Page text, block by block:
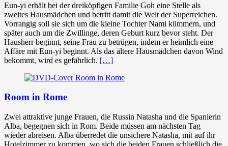
Eun-yi erhält bei der dreiköpfigen Familie Goh eine Stelle als
zweites Hausmädchen und betritt damit die Welt der Superreichen.
Vorrangig soll sie sich um die kleine Tochter Nami kümmern, und
später auch um die Zwillinge, deren Geburt kurz bevor steht. Der
Hausherr beginnt, seine Frau zu betrügen, indem er heimlich eine
Affäre mit Eun-yi beginnt. Als das ältere Hausmädchen davon Wind
bekommt, wird es gefährlich. […]
Room in Rome
Zwei attraktive junge Frauen, die Russin Natasha und die Spanierin
Alba, begegnen sich in Rom. Beide müssen am nächsten Tag
wieder abreisen. Alba überredet die unsichere Natasha, mit auf ihr
Hotelzimmer zu kommen, wo sich die beiden Frauen schließlich die